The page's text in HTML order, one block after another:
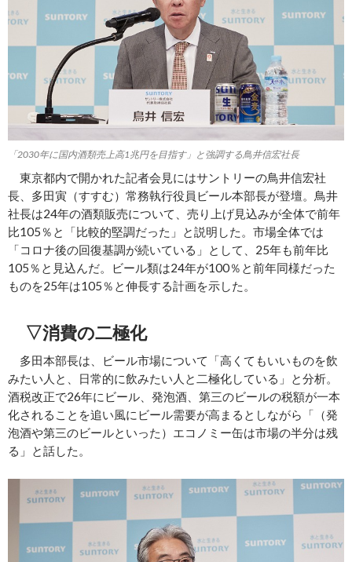
「2030年に国内酒類売上高1兆円を目指す」と強調する鳥井信宏社長
東京都内で開かれた記者会見にはサントリーの鳥井信宏社
長、多田寅（すすむ）常務執行役員ビール本部長が登壇。鳥井
社長は24年の酒類販売について、売り上げ見込みが全体で前年
比105％と「比較的堅調だった」と説明した。市場全体では
「コロナ後の回復基調が続いている」として、25年も前年比
105％と見込んだ。ビール類は24年が100％と前年同様だった
ものを25年は105％と伸長する計画を示した。
▽消費の二極化
多田本部長は、ビール市場について「高くてもいいものを飲
みたい人と、日常的に飲みたい人と二極化している」と分析。
酒税改正で26年にビール、発泡酒、第三のビールの税額が一本
化されることを追い風にビール需要が高まるとしながら「（発
泡酒や第三のビールといった）エコノミー缶は市場の半分は残
る」と話した。